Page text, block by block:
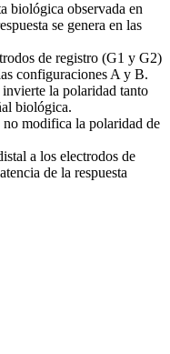
biológica observada en
se genera en las
de registro (G1 y G2)
configuraciones A y B.
la polaridad tanto
biológica.
modifica la polaridad de
a los electrodos de
de la respuesta